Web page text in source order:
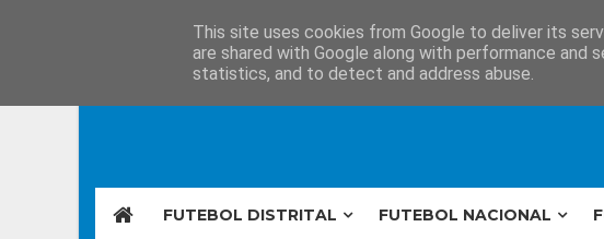
FUTEBOL DISTRITAL FUTEBOL NACIONAL
This site uses cookies from Google to deliver its
are shared with Google along with performance
statistics, and to detect and address abuse.